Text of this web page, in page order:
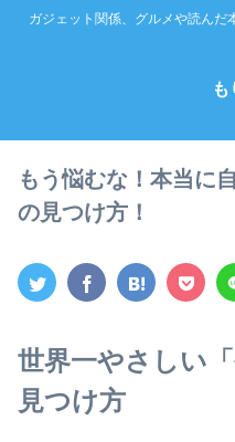
ガジェット関係、グルメや読んだ
もう悩むな！本当に
の見つけ方！
世界一やさしい
見つけ方